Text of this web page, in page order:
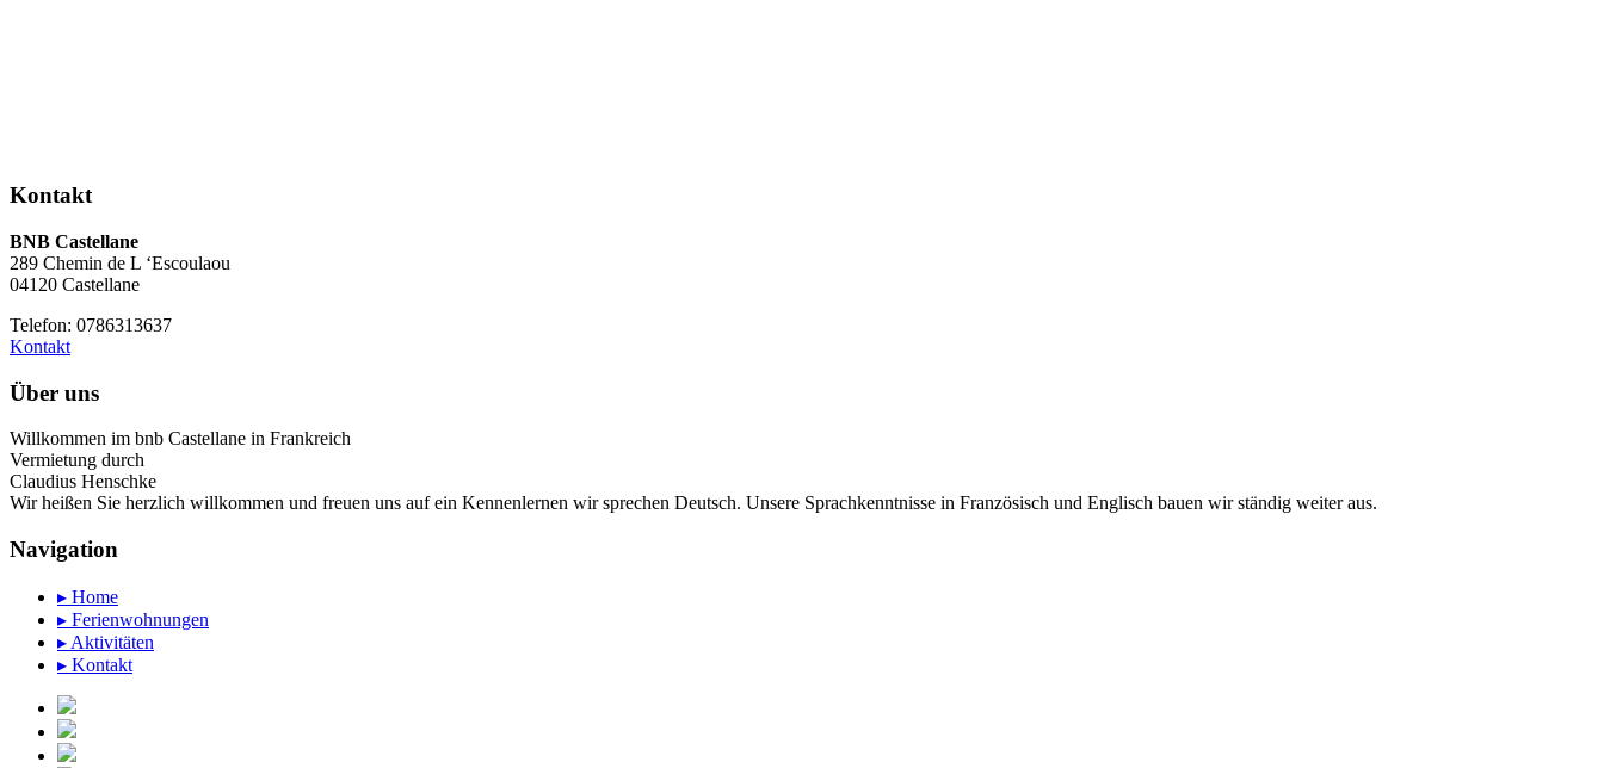
Kontakt
BNB Castellane
289 Chemin de L ‘Escoulaou
04120 Castellane
Telefon: 0786313637
Kontakt
Über uns
Willkommen im bnb Castellane in Frankreich
Vermietung durch
Claudius Henschke
Wir heißen Sie herzlich willkommen und freuen uns auf ein Kennenlernen wir sprechen Deutsch. Unsere Sprachkenntnisse in Französisch und Englisch bauen wir ständig weiter aus.
Navigation
▸ Home
▸ Ferienwohnungen
▸ Aktivitäten
▸ Kontakt